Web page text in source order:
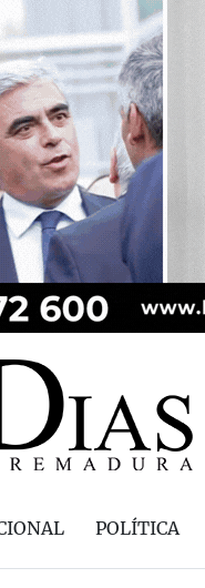
POLÍTICA